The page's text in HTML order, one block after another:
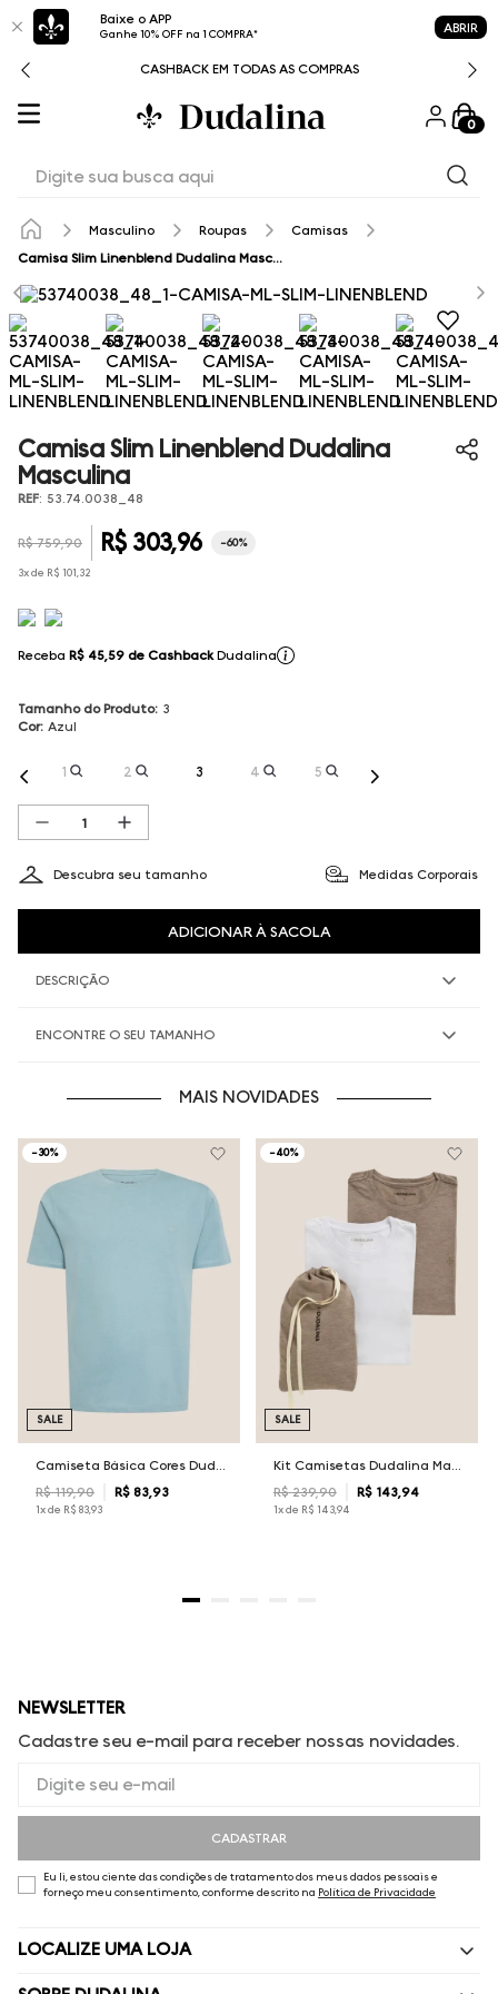
Baixe o APP
Ganhe 10% OFF na 1 COMPRA* ABRIR
CASHBACK EM TODAS AS COMPRAS
0
Masculino Roupas
Camisas
Camisa Slim Linenblend Dudalina Masculina
Camisa Slim Linenblend Dudalina
Masculina
REF: 53.74.0038_48
R$ 759,90 R$ 303,96 -60%
3x de R$ 101,32
Receba R$ 45,59 de Cashback Dudalina
Tamanho do Produto: 3
Cor: Azul
1 2 3 4 5
Descubra seu tamanho Medidas Corporais
ADICIONAR À SACOLA
DESCRIÇÃO
ENCONTRE O SEU TAMANHO
MAIS NOVIDADES
-30%
R$ 119,90 R$ 83, 93
1x de R$ 83,93
SALE
-40%
R$ 239,90 R$ 143, 94
1x de R$ 143,94
SALE
NEWSLETTER
Cadastre seu e-mail para receber nossas novidades.
CADASTRAR
Eu li, estou ciente das condições de tratamento dos meus dados pessoais e
forneço meu consentimento, conforme descrito na Política de Privacidade
LOCALIZE UMA LOJA